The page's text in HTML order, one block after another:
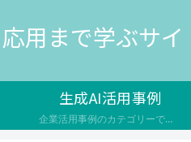
用まで学ぶサ
生成AI活用事例
企業活用事例のカテゴリーです。生成AIは、人工知能の一種で、新しいデータやコンテンツを生成する能力を持つAIのことを指し、様々な企業で新サービスの開発や自社の業務効率化で導入が検討されています。 生成AIのメリットや効果 ユーザーの満足度やエンゲージメントを高める コストや時間の削減や品質の向上を実現する 新しい価値やイノベーションを生み出す 生成AIの課題や注意点 生成AIの出力の信頼性や公平性…